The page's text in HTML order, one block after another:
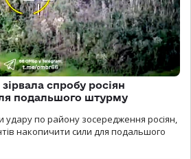
спробу росіян
подальшого штурму
удару по району зосередження росіян,
накопичити сили для подальшого